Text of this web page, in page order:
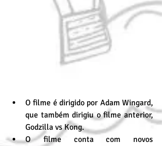
O filme é dirigido por Adam Wingard,
que também dirigiu o filme anterior,
Godzilla vs Kong.
O filme conta com novos